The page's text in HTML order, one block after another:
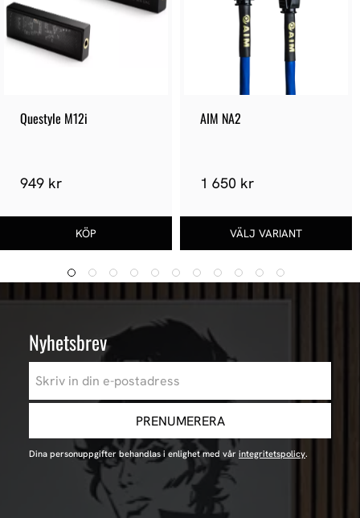
Questyle M12i
949 kr
AIM NA2
1 650 kr
Nyhetsbrev
PRENUMERERA
Dina personuppgifter behandlas i enlighet med vår integritetspolicy.